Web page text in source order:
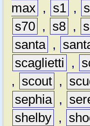
max , s1 ,
s70 , s8 ,
santa ,
scaglietti
,
,
scout ,
sephia ,
shelby ,